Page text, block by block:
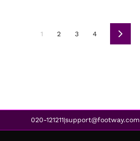
1 2 3 4 Weiter
020-121211|support@footway.com